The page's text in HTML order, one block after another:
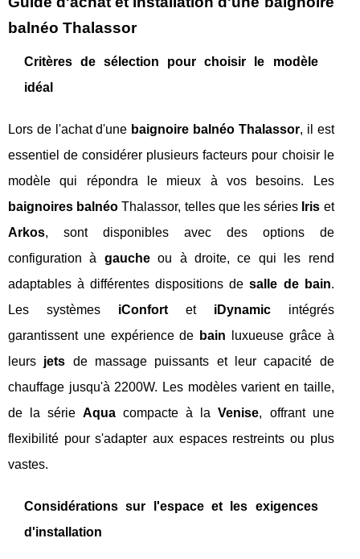
balnéo Thalassor
Critères de sélection pour choisir le modèle
idéal
Lors de l'achat d'une baignoire balnéo Thalassor, il est
essentiel de considérer plusieurs facteurs pour choisir le
modèle qui répondra le mieux à vos besoins. Les
baignoires balnéo Thalassor, telles que les séries Iris et
Arkos, sont disponibles avec des options de
configuration à gaucheou à droite, ce qui les rend
adaptables à différentes dispositions desalle de bain.
Les systèmes iConfortet iDynamicintégrés
garantissent une expérience de bain luxueuse grâce à
leurs jets de massage puissants et leur capacité de
chauffage jusqu'à 2200W. Les modèles varient en taille,
de la sérieAqua compacte à laVenise, offrant une
flexibilité pour s'adapter aux espaces restreints ou plus
vastes.
Considérations sur l'espace et les exigences
d'installation